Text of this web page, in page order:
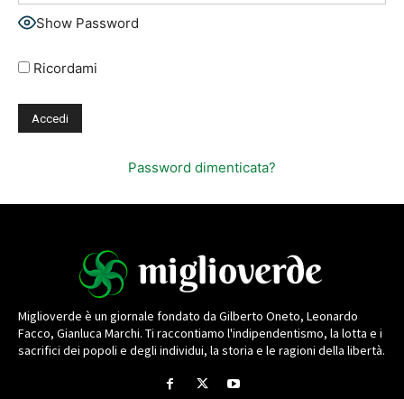
Show Password
Ricordami
Password dimenticata?
Miglioverde è un giornale fondato da Gilberto Oneto, Leonardo
Facco, Gianluca Marchi. Ti raccontiamo l'indipendentismo, la lotta e i
sacrifici dei popoli e degli individui, la storia e le ragioni della libertà.